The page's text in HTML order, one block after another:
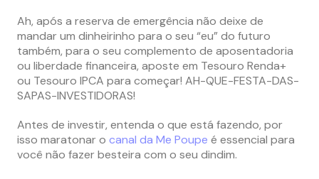
Ah, após a reserva de emergência não deixe de
mandar um dinheirinho para o seu “eu” do futuro
também, para o seu complemento de aposentadoria
ou liberdade financeira, aposte em Tesouro Renda+
ou Tesouro IPCA para começar! AH-QUE-FESTA-DAS-
SAPAS-INVESTIDORAS!
Antes de investir, entenda o que está fazendo, por
isso maratonar o canal da Me Poupe é essencial para
você não fazer besteira com o seu dindim.